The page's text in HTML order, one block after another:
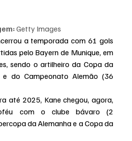
Getty Images
a temporada com 61 gols
pelo Bayern de Munique, em
sendo o artilheiro da Copa da
e do Campeonato Alemão (36
até 2025, Kane chegou, agora,
com o clube bávaro (2
da Alemanha e a Copa da